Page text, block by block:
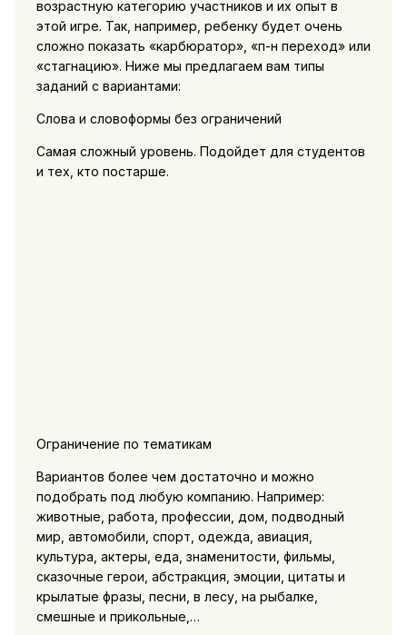
возрастную категорию участников и их опыт в
этой игре. Так, например, ребенку будет очень
сложно показать «карбюратор», «п-н переход» или
«стагнацию». Ниже мы предлагаем вам типы
заданий с вариантами:
Слова и словоформы без ограничений
Самая сложный уровень. Подойдет для студентов
и тех, кто постарше.
Ограничение по тематикам
Вариантов более чем достаточно и можно
подобрать под любую компанию. Например:
животные, работа, профессии, дом, подводный
мир, автомобили, спорт, одежда, авиация,
культура, актеры, еда, знаменитости, фильмы,
сказочные герои, абстракция, эмоции, цитаты и
крылатые фразы, песни, в лесу, на рыбалке,
смешные и прикольные,…